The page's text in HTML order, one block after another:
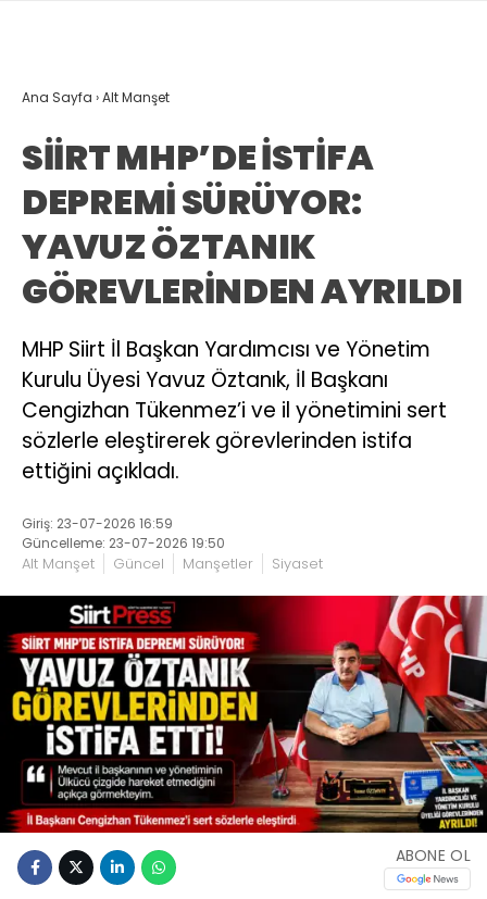
Ana Sayfa ›Alt Manşet
SİİRT MHP’DE İSTİFA
DEPREMİ SÜRÜYOR:
YAVUZ ÖZTANIK
GÖREVLERİNDEN AYRILDI
MHP Siirt İl Başkan Yardımcısı ve Yönetim
Kurulu Üyesi Yavuz Öztanık, İl Başkanı
Cengizhan Tükenmez’i ve il yönetimini sert
sözlerle eleştirerek görevlerinden istifa
ettiğini açıkladı.
Giriş: 23-07-2026 16:59
Güncelleme: 23-07-2026 19:50
Alt Manşet Güncel Manşetler Siyaset
ABONE OL